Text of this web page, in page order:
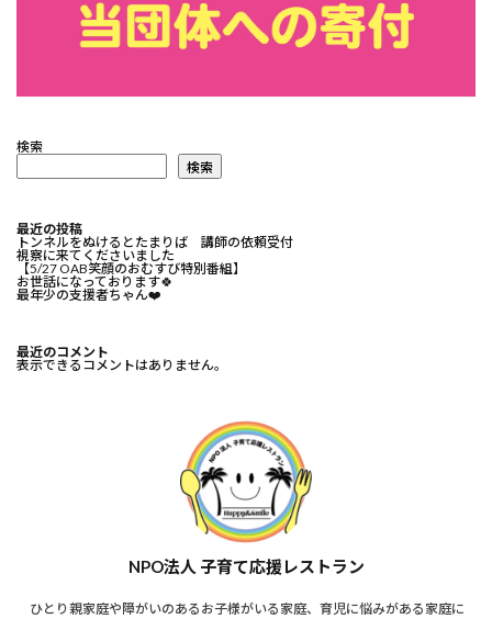
検索
検索
最近の投稿
トンネルをぬけるとたまりば 講師の依頼受付
視察に来てくださいました
【5/27 OAB笑顔のおむすび特別番組】
お世話になっております🍀⁡
最年少の支援者ちゃん❤️⁡
最近のコメント
表示できるコメントはありません。
NPO法人 子育て応援レストラン
ひとり親家庭や障がいのあるお子様がいる家庭、育児に悩みがある家庭に